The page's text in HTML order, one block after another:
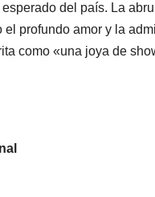
del país. La
profundo amor y la
como «una joya de